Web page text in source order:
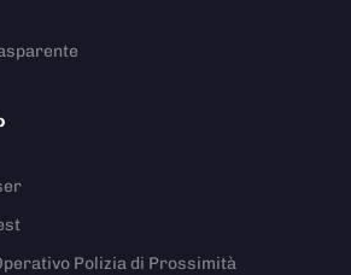
Polizia di Prossimità